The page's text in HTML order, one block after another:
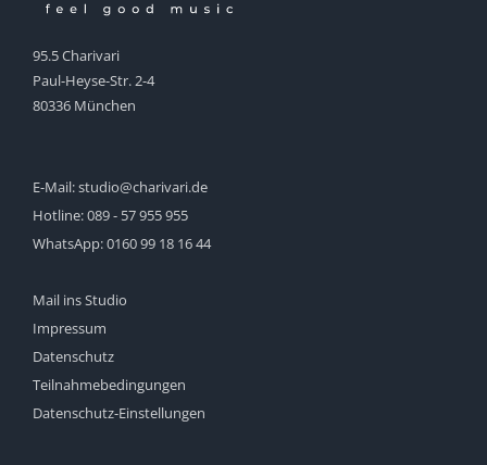
95.5 Charivari
Paul-Heyse-Str. 2-4
80336 München
E-Mail:studio@charivari.de
Hotline:089 - 57 955 955
WhatsApp:0160 99 18 16 44
Mail ins Studio
Impressum
Datenschutz
Teilnahmebedingungen
Datenschutz-Einstellungen